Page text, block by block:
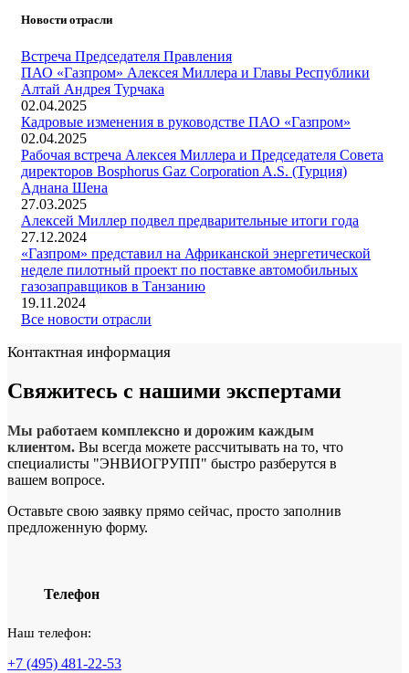
Новости отрасли
Встреча Председателя Правления
ПАО «Газпром» Алексея Миллера и Главы Республики
Алтай Андрея Турчака
02.04.2025
Кадровые изменения в руководстве ПАО «Газпром»
02.04.2025
Рабочая встреча Алексея Миллера и Председателя Совета
директоров Bosphorus Gaz Corporation A.S. (Турция)
Аднана Шена
27.03.2025
Алексей Миллер подвел предварительные итоги года
27.12.2024
«Газпром» представил на Африканской энергетической
неделе пилотный проект по поставке автомобильных
газозаправщиков в Танзанию
19.11.2024
Все новости отрасли
Контактная информация
Свяжитесь с нашими экспертами
Мы работаем комплексно и дорожим каждым
клиентом. Вы всегда можете рассчитывать на то, что
специалисты "ЭНВИОГРУПП" быстро разберутся в
вашем вопросе.
Оставьте свою заявку прямо сейчас, просто заполнив
предложенную форму.
Телефон
Наш телефон:
+7 (495) 481-22-53